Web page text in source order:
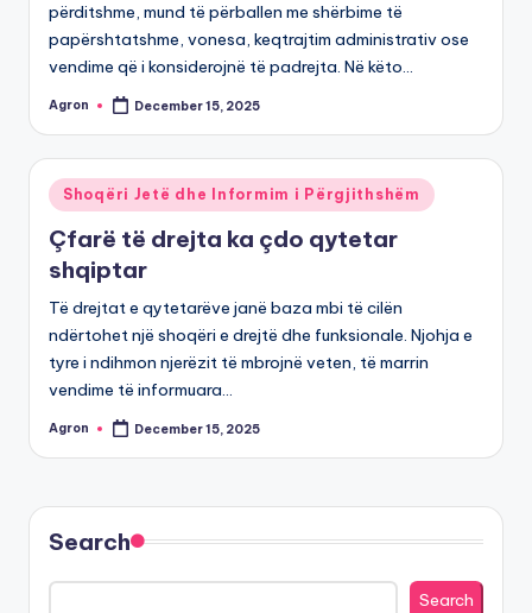
përditshme, mund të përballen me shërbime të
papërshtatshme, vonesa, keqtrajtim administrativ ose
vendime që i konsiderojnë të padrejta. Në këto…
Posted
Agron December 15, 2025
Posted
in
Shoqëri Jetë dhe Informim i Përgjithshëm
Çfarë të drejta ka çdo qytetar
shqiptar
Të drejtat e qytetarëve janë baza mbi të cilën
ndërtohet një shoqëri e drejtë dhe funksionale. Njohja e
tyre i ndihmon njerëzit të mbrojnë veten, të marrin
vendime të informuara…
Posted
Agron December 15, 2025
Search
Search